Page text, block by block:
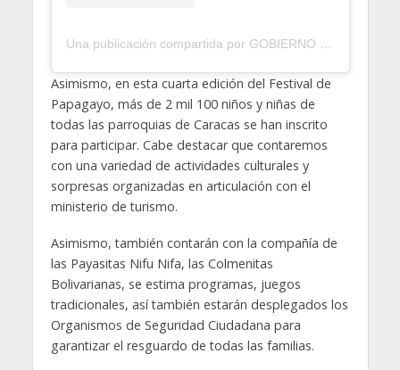
Una publicación compartida por GOBIERNO DE CARACAS (@gobdecaracas)
Asimismo, en esta cuarta edición del Festival de
Papagayo, más de 2 mil 100 niños y niñas de
todas las parroquias de Caracas se han inscrito
para participar. Cabe destacar que contaremos
con una variedad de actividades culturales y
sorpresas organizadas en articulación con el
ministerio de turismo.
Asimismo, también contarán con la compañía de
las Payasitas Nifu Nifa, las Colmenitas
Bolivarianas, se estima programas, juegos
tradicionales, así también estarán desplegados los
Organismos de Seguridad Ciudadana para
garantizar el resguardo de todas las familias.